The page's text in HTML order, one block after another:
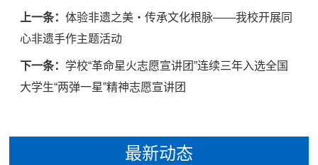
上一条：体验非遗之美・传承文化根脉——我校开展同
心非遗手作主题活动
下一条： 学校“革命星火志愿宣讲团”连续三年入选全国
大学生“两弹一星”精神志愿宣讲团
最新动态